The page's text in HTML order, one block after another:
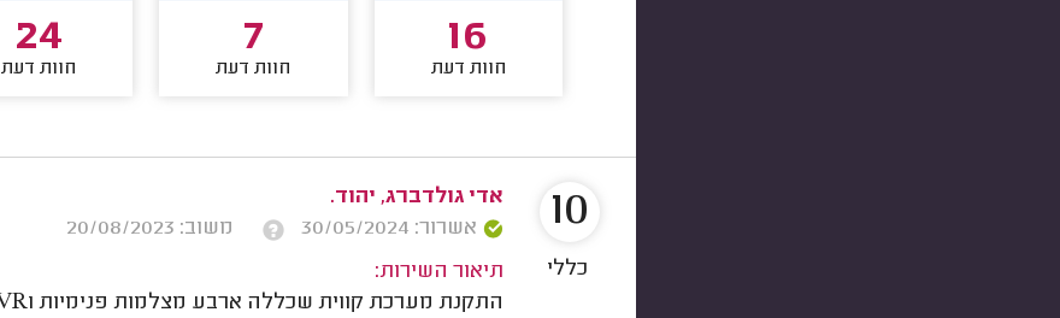
16
חוות דעת
7
חוות דעת
24
חוות דעת
אדי גולדברג, יהוד.
אשרור: 30/05/2024
משוב: 20/08/2023
תיאור השירות:
התקנת מערכת קווית שכללה ארבע מצלמות פנימיות וDVR של חברת DAHUA.
10
כללי